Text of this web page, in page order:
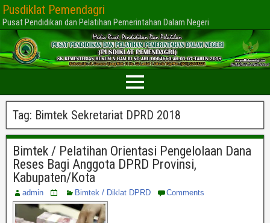
Pusdiklat Pemendagri
Pusat Pendidikan dan Pelatihan Pemerintahan Dalam Negeri
Tag: Bimtek Sekretariat DPRD 2018
Bimtek / Pelatihan Orientasi Pengelolaan Dana
Reses Bagi Anggota DPRD Provinsi,
Kabupaten/Kota
admin Bimtek / Diklat DPRD Comments